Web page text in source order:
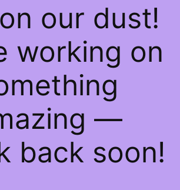
our dust!
working on
—
back soon!